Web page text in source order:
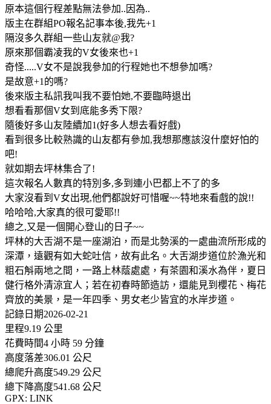
原本這個行程差點無法參加..因為..
版主在群組PO報名記事本後,我先+1
隔沒多久群組一些山友就@我?
原來那個霸凌我的V女後來也+1
奇怪.....V女不是說我參加的行程她也不想參加嗎?
是故意+1的嗎?
後來版主私訊我叫我不要怕她,不要臨時退出
想看看那個V女到底能多秀下限?
隨後好多山友陸續加1(好多人想去看好戲)
看到很多比較熟識的山友都有參加,我想那應該沒什麼好怕的
吧!
就如期去坪林集合了!
這次報名人數真的特別多,多到連小巴都上不了的多
大家沒看到V女出現,他們都說好可惜喔~~特地來看戲的說!!
哈哈哈,大家真的很可愛耶!!
總之,又是一個開心登山的日子~~
坪林的大舌湖不是一座湖泊，而是北勢溪的一處曲流所形成的
深潭，遠觀有如大蛇吐信，故有此名。大舌湖步道位於漁光和
粗石斛兩地之間，一路上林蔭處處，有茶園和溪水為伴，夏日
健行格外清涼宜人；若在初春時節造訪，還能見到櫻花、梅花
齊放的美景，是一年四季、男女老少皆宜的水岸步道。
記錄日期2026-02-21
里程9.19 公里
花費時間4 小時 59 分鐘
高度落差306.01 公尺
總爬升高度549.29 公尺
總下降高度541.68 公尺
GPX: LINK